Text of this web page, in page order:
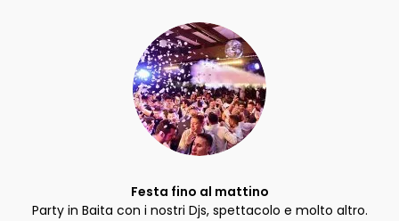
Festa fino al mattino
Party in Baita con i nostri Djs, spettacolo e molto altro.